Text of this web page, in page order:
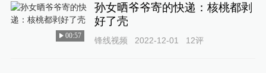
00:57
孙女晒爷爷寄的快递：核桃都剥
好了壳
锋线视频 2022-12-01 12评